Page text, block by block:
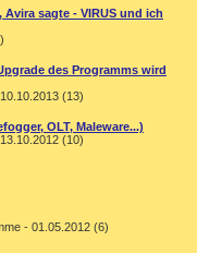
sagte - VIRUS und ich
des Programms wird
(13)
OLT, Maleware...)
(10)
- 01.05.2012 (6)